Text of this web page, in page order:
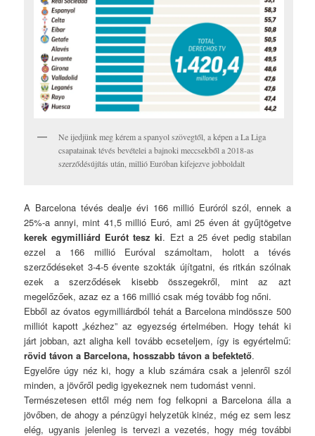
Ne ijedjünk meg kérem a spanyol szövegtől, a képen a La Liga
csapatainak tévés bevételei a bajnoki meccsekből a 2018-as
szerződésújítás után, millió Euróban kifejezve jobboldalt
A Barcelona tévés dealje évi 166 millió Euróról szól, ennek a
25%-a annyi, mint 41,5 millió Euró, ami 25 éven át gyűjtögetve
kerek egymilliárd Eurót tesz ki. Ezt a 25 évet pedig stabilan
ezzel a 166 millió Euróval számoltam, holott a tévés
szerződéseket 3-4-5 évente szokták újítgatni, és ritkán szólnak
ezek a szerződések kisebb összegekről, mint az azt
megelőzőek, azaz ez a 166 millió csak még tovább fog nőni.
Ebből az óvatos egymilliárdból tehát a Barcelona mindössze 500
milliót kapott „kézhez” az egyezség értelmében. Hogy tehát ki
járt jobban, azt aligha kell tovább ecseteljem, így is egyértelmű:
rövid távon a Barcelona, hosszabb távon a befektető.
Egyelőre úgy néz ki, hogy a klub számára csak a jelenről szól
minden, a jövőről pedig igyekeznek nem tudomást venni.
Természetesen ettől még nem fog felkopni a Barcelona álla a
jövőben, de ahogy a pénzügyi helyzetük kinéz, még ez sem lesz
elég, ugyanis jelenleg is tervezi a vezetés, hogy még további